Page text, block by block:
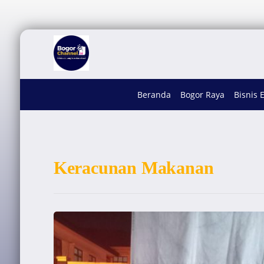
Beranda Bogor Raya Bisnis
Keracunan Makanan